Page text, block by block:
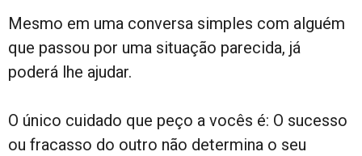
Mesmo em uma conversa simples com alguém
que passou por uma situação parecida, já
poderá lhe ajudar.
O único cuidado que peço a vocês é: O sucesso
ou fracasso do outro não determina o seu